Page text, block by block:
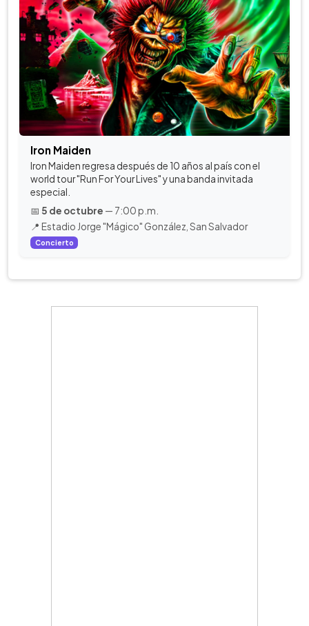
Iron Maiden
Iron Maiden regresa después de 10 años al país con el
world tour "Run For Your Lives" y una banda invitada
especial.
📅 5 de octubre — 7:00 p.m.
📍 Estadio Jorge "Mágico" González, San Salvador
Concierto